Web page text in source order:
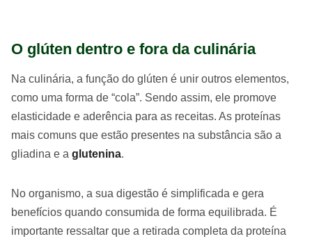
O glúten dentro e fora da culinária
Na culinária, a função do glúten é unir outros elementos,
como uma forma de “cola”. Sendo assim, ele promove
elasticidade e aderência para as receitas. As proteínas
mais comuns que estão presentes na substância são a
gliadina e a glutenina.
No organismo, a sua digestão é simplificada e gera
benefícios quando consumida de forma equilibrada. É
importante ressaltar que a retirada completa da proteína